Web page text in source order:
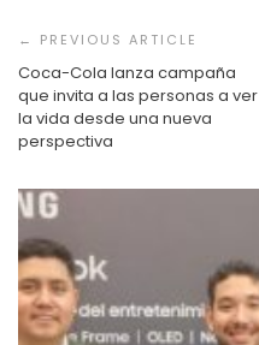
de
entradas
Coca-Cola lanza campaña
que invita a las personas a ver
la vida desde una nueva
perspectiva